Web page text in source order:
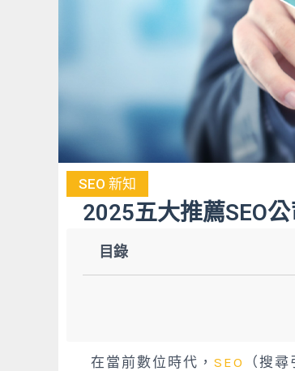
SEO 新知
2025五大推薦SEO
目錄
在當前數位時代， SEO
（搜